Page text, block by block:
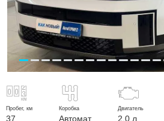
Избранное
Сравнение
Личный кабинет
Пробег, км
37
Коробка
Автомат
Двигатель
2.0 л